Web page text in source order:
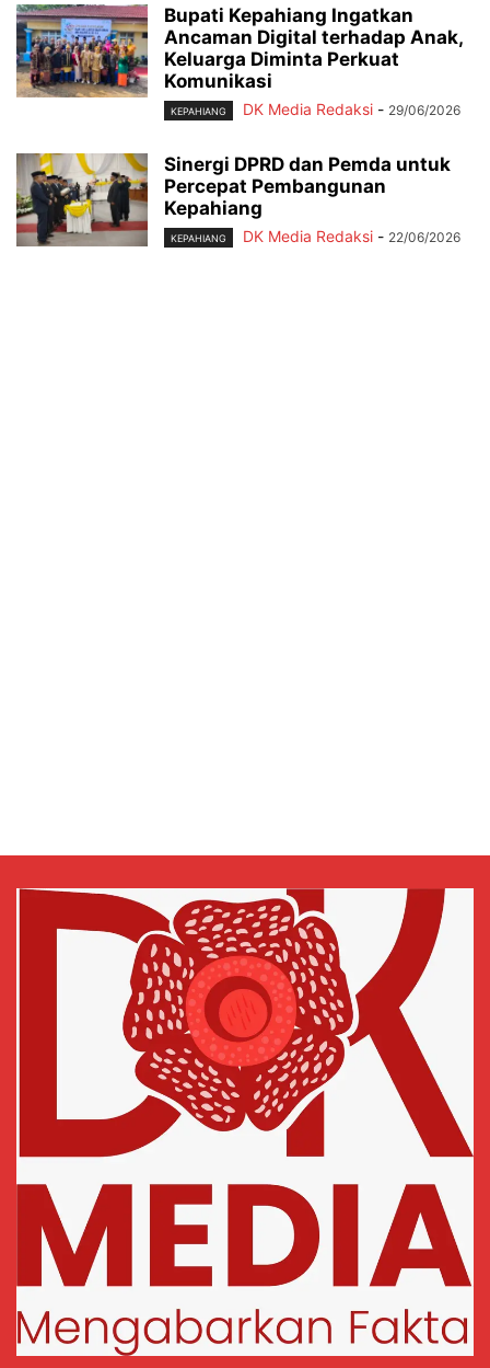
Bupati Kepahiang Ingatkan
Ancaman Digital terhadap Anak,
Keluarga Diminta Perkuat
Komunikasi
KEPAHIANG DK Media Redaksi - 29/06/2026
Sinergi DPRD dan Pemda untuk
Percepat Pembangunan
Kepahiang
KEPAHIANG DK Media Redaksi - 22/06/2026